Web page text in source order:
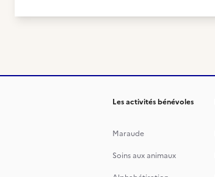
Les activités bénévoles
Maraude
Soins aux animaux